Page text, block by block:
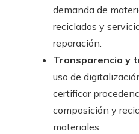
demanda de
reciclados y
reparación.
Transparencia y
uso de
certificar
composición y
materiales.